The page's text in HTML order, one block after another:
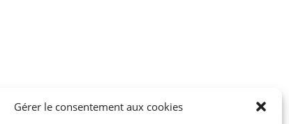
Gérer le consentement aux cookies